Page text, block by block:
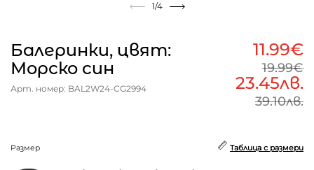
1/4
Балеринки, цвят:
Морско син
Арт. номер: BAL2W24-CG2994
11.99€
19.99€
23.45лв.
39.10лв.
Размер Таблица с размери